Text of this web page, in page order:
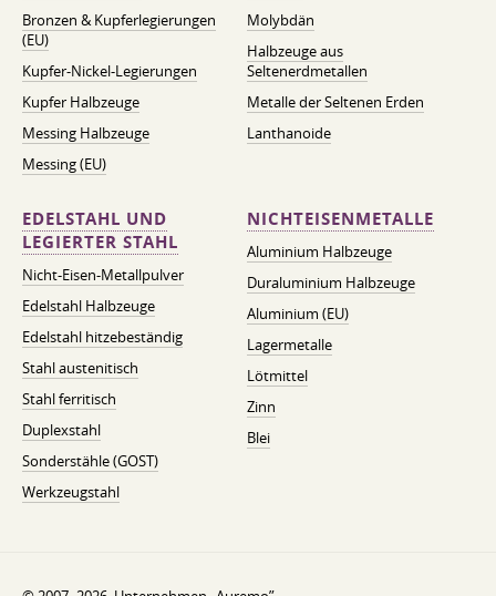
Bronzen & Kupferlegierungen
(EU)
Kupfer-Nickel-Legierungen
Kupfer Halbzeuge
Messing Halbzeuge
Messing (EU)
Molybdän
Halbzeuge aus
Seltenerdmetallen
Metalle der Seltenen Erden
Lanthanoide
EDELSTAHL UND
LEGIERTER STAHL
Nicht-Eisen-Metallpulver
Edelstahl Halbzeuge
Edelstahl hitzebeständig
Stahl austenitisch
Stahl ferritisch
Duplexstahl
Sonderstähle (GOST)
Werkzeugstahl
NICHTEISENMETALLE
Aluminium Halbzeuge
Duraluminium Halbzeuge
Aluminium (EU)
Lagermetalle
Lötmittel
Zinn
Blei